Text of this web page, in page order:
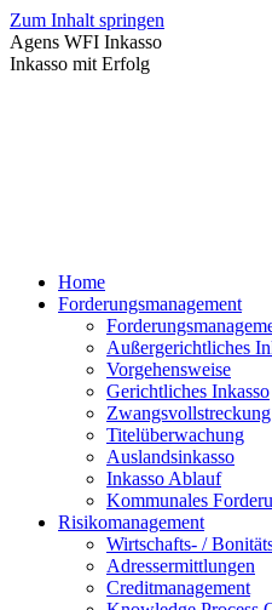
Zum Inhalt springen
Agens WFI Inkasso
Inkasso mit Erfolg
Home
Forderungsmanagement
Außergerichtliches
Vorgehensweise
Gerichtliches Inkasso
Zwangsvollstreckung
Titelüberwachung
Auslandsinkasso
Inkasso Ablauf
Kommunales
Risikomanagement
Wirtschafts- /
Adressermittlungen
Creditmanagement